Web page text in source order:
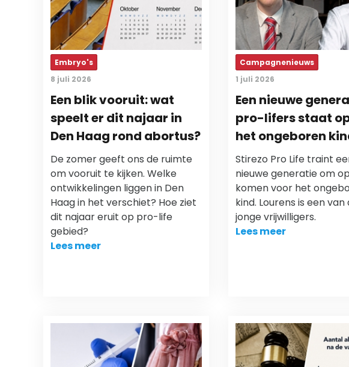
Embryo's
8 juli 2026
Een blik vooruit: wat
speelt er dit najaar in
Den Haag rond abortus?
De zomer geeft ons de ruimte
om vooruit te kijken. Welke
ontwikkelingen liggen in Den
Haag in het verschiet? Hoe ziet
dit najaar eruit op pro-life
gebied?
Lees meer
Campagnenieuws
1 juli 2026
Een nieuwe
pro-lifers staat
het ongeboren
Stirezo Pro Life traint
nieuwe generatie om
komen voor het
kind. Lourens is een van
jonge vrijwilligers.
Lees meer